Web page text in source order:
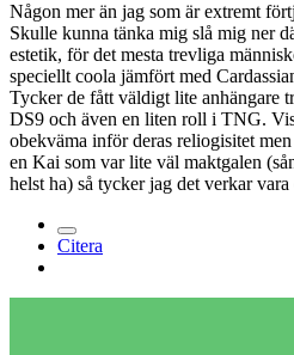
Någon mer än jag som är extremt
Skulle kunna tänka mig slå mig ner
estetik, för det mesta trevliga
speciellt coola jämfört med
Tycker de fått väldigt lite anhängare
DS9 och även en liten roll i TNG.
obekväma inför deras reliogisitet
en Kai som var lite väl maktgalen
helst ha) så tycker jag det verkar
Citera